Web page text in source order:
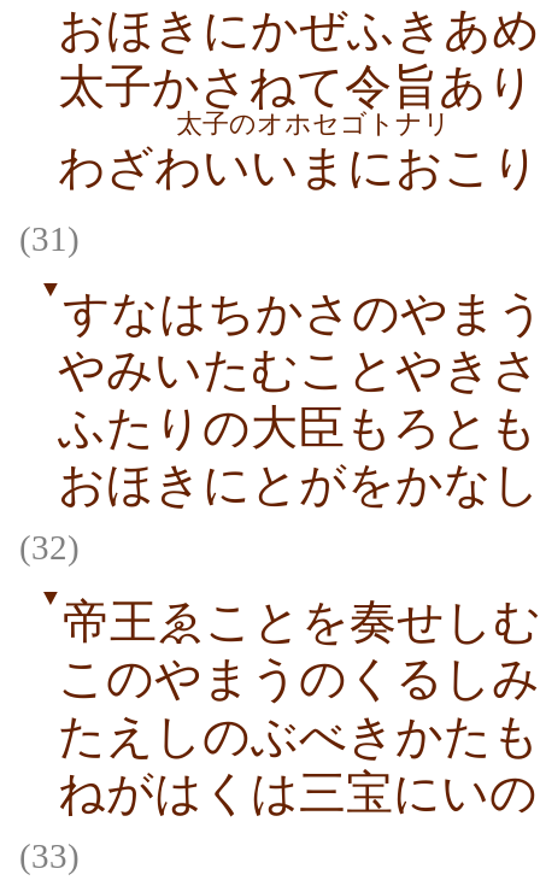
おほきにかぜふきあ
太子かさねて令旨あり
太子のオホセゴトナリ
わざわいいまにおこ
(31)
▼ すなはちかさのやま
やみいたむことやき
ふたりの大臣もろと
おほきにとがをかな
(32)
▼ 帝王ゑことを奏せしむ
このやまうのくるし
たえしのぶべきかた
ねがはくは三宝にい
(33)